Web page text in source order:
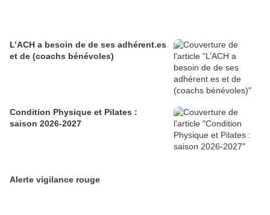
L’ACH a besoin de de ses adhérent.es
et de (coachs bénévoles)
Condition Physique et Pilates :
saison 2026-2027
Alerte vigilance rouge